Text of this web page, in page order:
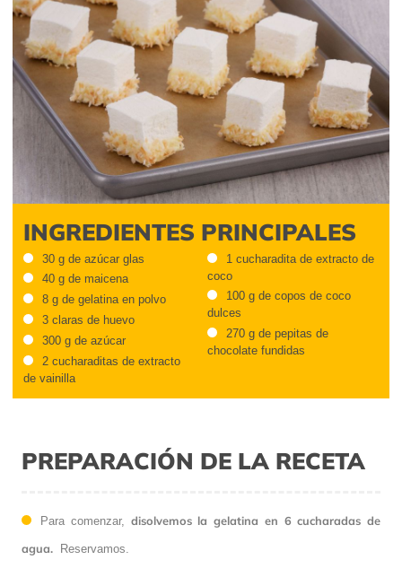
INGREDIENTES PRINCIPALES
30 g de azúcar glas
40 g de maicena
8 g de gelatina en polvo
3 claras de huevo
300 g de azúcar
2 cucharaditas de extracto
de vainilla
1 cucharadita de extracto de
coco
100 g de copos de coco
dulces
270 g de pepitas de
chocolate fundidas
PREPARACIÓN DE LA RECETA
Para comenzar, disolvemos la gelatina en 6 cucharadas de
agua. Reservamos.